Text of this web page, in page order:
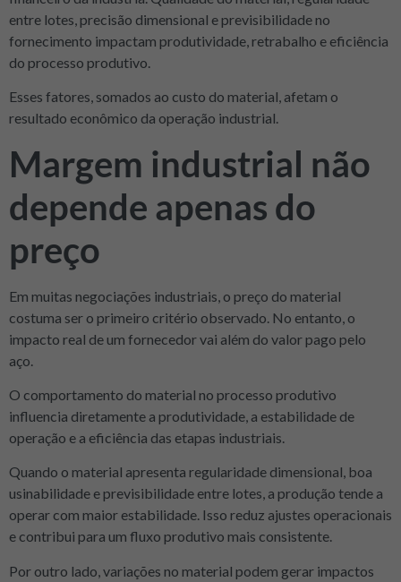
entre lotes, precisão dimensional e previsibilidade no
fornecimento impactam produtividade, retrabalho e eficiência
do processo produtivo.
Esses fatores, somados ao custo do material, afetam o
resultado econômico da operação industrial.
Margem industrial não
depende apenas do
preço
Em muitas negociações industriais, o preço do material
costuma ser o primeiro critério observado. No entanto, o
impacto real de um fornecedor vai além do valor pago pelo
aço.
O comportamento do material no processo produtivo
influencia diretamente a produtividade, a estabilidade de
operação e a eficiência das etapas industriais.
Quando o material apresenta regularidade dimensional, boa
usinabilidade e previsibilidade entre lotes, a produção tende a
operar com maior estabilidade. Isso reduz ajustes operacionais
e contribui para um fluxo produtivo mais consistente.
Por outro lado, variações no material podem gerar impactos